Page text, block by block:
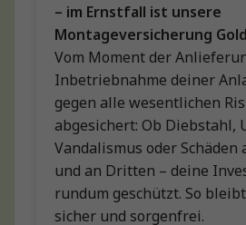
– im Ernstfall ist unsere
Montageversicherung
Vom Moment der
Inbetriebnahme deiner
gegen alle wesentlichen
abgesichert: Ob Diebstahl,
Vandalismus oder Schäden
und an Dritten – deine
rundum geschützt. So
sicher und sorgenfrei.